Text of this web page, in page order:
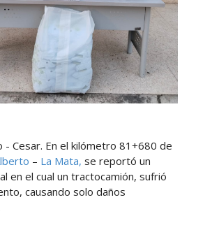
- Cesar. En el kilómetro 81+680 de
– La Mata, se reportó un
en el cual un tractocamión, sufrió
causando solo daños